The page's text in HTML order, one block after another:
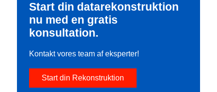
Start din datarekonstruktion
nu med en gratis
konsultation.
Kontakt vores team af eksperter!
Start din Rekonstruktion